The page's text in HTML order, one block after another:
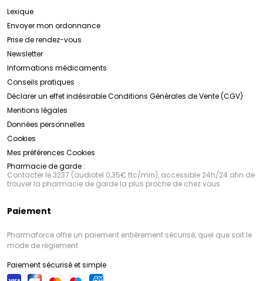
Lexique
Envoyer mon ordonnance
Prise de rendez-vous
Newsletter
Informations médicaments
Conseils pratiques
Déclarer un effet indésirableConditions Générales de Vente (CGV)
Mentions légales
Données personnelles
Cookies
Mes préférences Cookies
Pharmacie de garde :
Contacter le 3237 (audiotel 0,35€ ttc/min), accessible 24h/24 afin de
trouver la pharmacie de garde la plus proche de chez vous
Paiement
Pharmaforce offre un paiement entièrement sécurisé, quel que soit le
mode de règlement
Paiement sécurisé et simple